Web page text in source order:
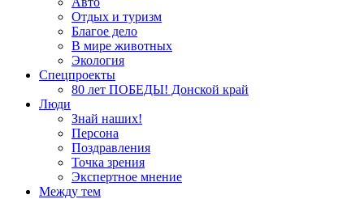
Отдых и туризм
Благое дело
В мире животных
Экология
Спецпроекты
80 лет ПОБЕДЫ! Донской край
Люди
Знай наших!
Персона
Поздравления
Точка зрения
Экспертное мнение
Между тем